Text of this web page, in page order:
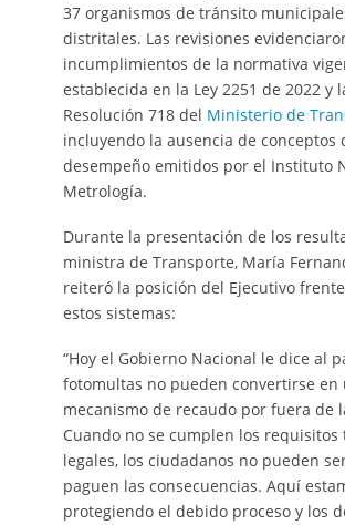
37 organismos de tránsito
distritales. Las revisiones
incumplimientos de la normativa
establecida en la Ley 2251 de 2022 y
Resolución 718 del Ministerio de
incluyendo la ausencia de conceptos
desempeño emitidos por el Instituto
Metrología.
Durante la presentación de los
ministra de Transporte, María
reiteró la posición del Ejecutivo
estos sistemas:
“Hoy el Gobierno Nacional le dice al
fotomultas no pueden convertirse en
mecanismo de recaudo por fuera de
Cuando no se cumplen los requisitos
legales, los ciudadanos no pueden
paguen las consecuencias. Aquí
protegiendo el debido proceso y los